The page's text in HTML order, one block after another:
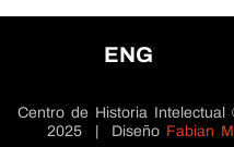
ENG
Centro de Historia
2025 | Diseño Fabian